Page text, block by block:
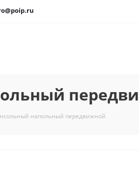
напольный передвижной